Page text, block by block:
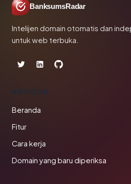
BanksumsRadar
Intelijen domain otomatis dan
untuk web terbuka.
PRODUK
Beranda
Fitur
Cara kerja
Domain yang baru diperiksa